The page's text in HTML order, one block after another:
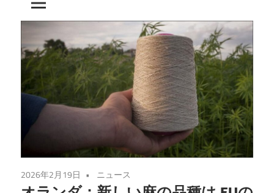
ッ
プ
2026年2月19日 ニュース